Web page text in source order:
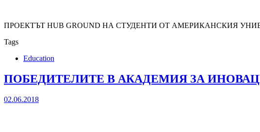
ПРОЕКТЪТ HUB GROUND НА СТУДЕНТИ ОТ АМЕРИКАНСКИЯ
Tags
Education
ПОБЕДИТЕЛИТЕ В АКАДЕМИЯ ЗА
02.06.2018